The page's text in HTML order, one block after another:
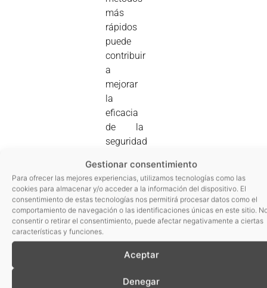
Gestionar consentimiento
Para ofrecer las mejores experiencias, utilizamos tecnologías como las
cookies para almacenar y/o acceder a la información del dispositivo. El
consentimiento de estas tecnologías nos permitirá procesar datos como el
comportamiento de navegación o las identificaciones únicas en este sitio.
consentir o retirar el consentimiento, puede afectar negativamente a ciertas
características y funciones.
Aceptar
Denegar
más
rápidos
puede
contribuir
a
mejorar
la
eficacia
de la
seguridad
Para
Sonia
Marco,
técnico
fiable y a